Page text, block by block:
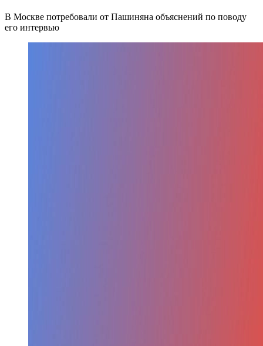
В Москве потребовали от Пашиняна объяснений по поводу
его интервью